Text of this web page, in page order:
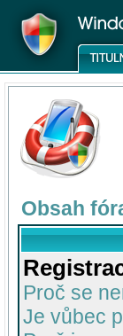
Obsah
Proč se
Je vůbec